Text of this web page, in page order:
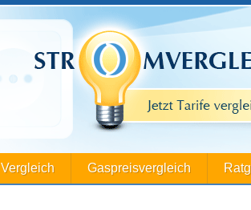
Vergleich Gaspreisvergleich